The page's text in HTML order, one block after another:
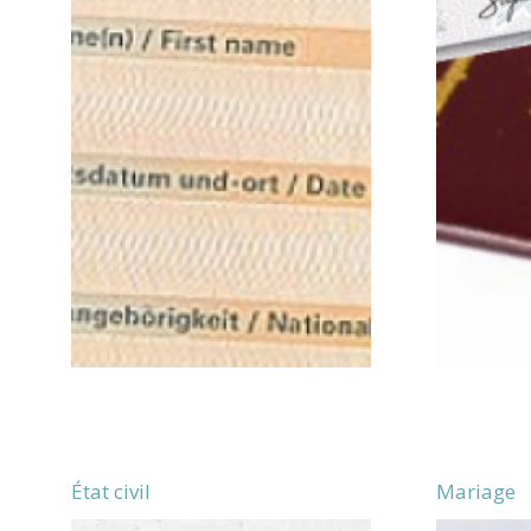
État civil Mariage